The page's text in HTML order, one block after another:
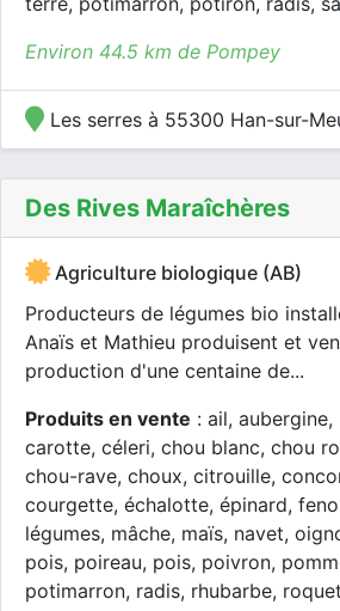
Environ 44.5 km de Pompey
Les serres à 55300 Han-sur-
Des Rives Maraîchères
Agriculture biologique (AB)
Producteurs de légumes bio
Anaïs et Mathieu produisent et
production d'une centaine de...
Produits en vente : ail,
carotte, céleri, chou blanc, chou
chou-rave, choux, citrouille,
courgette, échalotte, épinard,
légumes, mâche, maïs, navet,
pois, poireau, pois, poivron,
potimarron, radis, rhubarbe,